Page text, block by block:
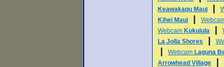
Keawakapu Maui
Kihei Maui
Webcam Kukuiula
La Jolla Shores
Webcam Laguna
Arrowhead Village